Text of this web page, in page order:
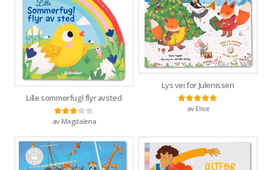
Lille sommerfugl flyr avsted
Vurdert3av 5
av Magdalena
Lys vei for Julenissen
Vurdert5
av Elise